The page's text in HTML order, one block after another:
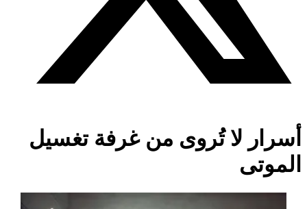
أسرار لا تُروى من غرفة تغسيل
الموتى